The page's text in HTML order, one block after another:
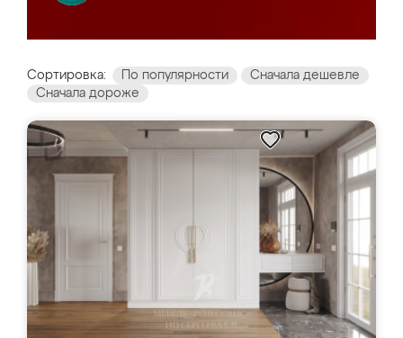
Сортировка: По популярности
Сначала дешевле
Сначала дороже